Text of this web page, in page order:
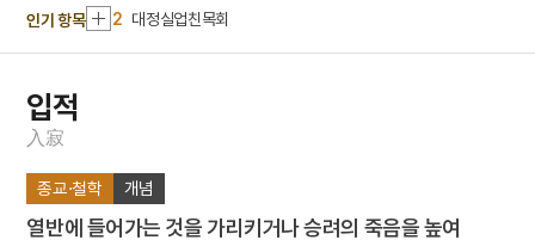
인기 항목
2 대정실업친목회
3 말뭉치
안건영
8 안채
입적
入 寂
종교·철학 개념
열반에 들어가는 것을 가리키거나 승려의 죽음을 높여